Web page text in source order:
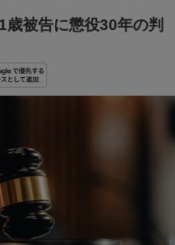
歳被告に懲役30年の判